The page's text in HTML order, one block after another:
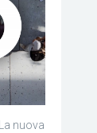
nuova